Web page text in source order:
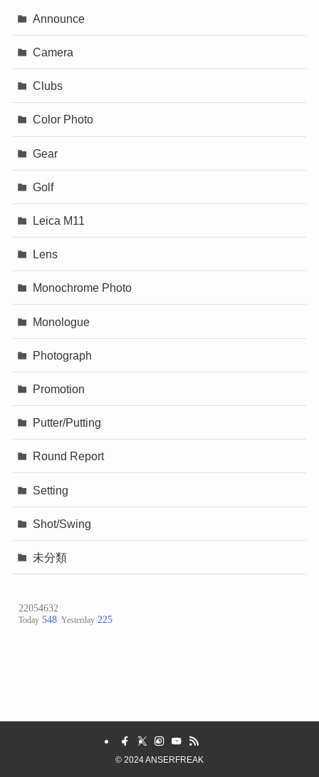
Announce
Camera
Clubs
Color Photo
Gear
Golf
Leica M11
Lens
Monochrome Photo
Monologue
Photograph
Promotion
Putter/Putting
Round Report
Setting
Shot/Swing
未分類
© 2024 ANSERFREAK